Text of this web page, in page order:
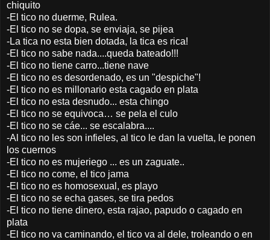
chiquito
-El tico no duerme, Rulea.
-El tico no se dopa, se enviaja, se pijea
-La tica no esta bien dotada, la tica es rica!
-El tico no sabe nada....queda bateado!!!
-El tico no tiene carro...tiene nave
-El tico no es desordenado, es un "despiche"!
-El tico no es millonario esta cagado en plata
-El tico no esta desnudo... esta chingo
-El tico no se equivoca… se pela el culo
-El tico no se cáe... se escalabra....
-Al tico no les son infieles, al tico le dan la vuelta, le ponen
los cuernos
-El tico no es mujeriego ... es un zaguate..
-El tico no come, el tico jama
-El tico no es homosexual, es playo
-El tico no se echa gases, se tira pedos
-El tico no tiene dinero, esta rajao, papudo o cagado en
plata
-El tico no va caminando, el tico va al dele, troleando o en